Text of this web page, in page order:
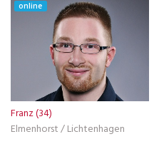
online
Franz (34)
Elmenhorst / Lichtenhagen